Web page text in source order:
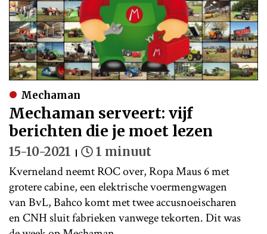
Mechaman
Mechaman serveert: vijf
berichten die je moet lezen
15-10-2021 1 minuut
Kverneland neemt ROC over, Ropa Maus 6 met
grotere cabine, een elektrische voermengwagen
van BvL, Bahco komt met twee accusnoeischaren
en CNH sluit fabrieken vanwege tekorten. Dit was